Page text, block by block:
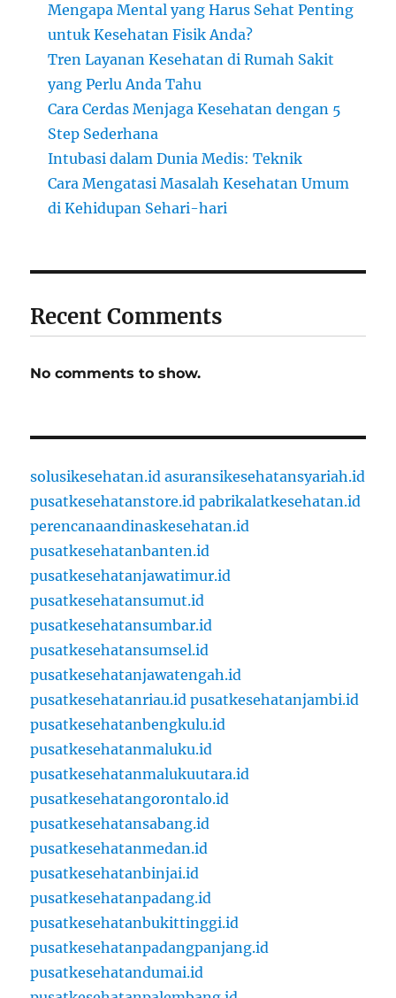
Mengapa Mental yang Harus Sehat Penting
untuk Kesehatan Fisik Anda?
Tren Layanan Kesehatan di Rumah Sakit
yang Perlu Anda Tahu
Cara Cerdas Menjaga Kesehatan dengan 5
Step Sederhana
Intubasi dalam Dunia Medis: Teknik
Cara Mengatasi Masalah Kesehatan Umum
di Kehidupan Sehari-hari
Recent Comments
No comments to show.
solusikesehatan.id asuransikesehatansyariah.id
pusatkesehatanstore.id pabrikalatkesehatan.id
perencanaandinaskesehatan.id
pusatkesehatanbanten.id
pusatkesehatanjawatimur.id
pusatkesehatansumut.id
pusatkesehatansumbar.id
pusatkesehatansumsel.id
pusatkesehatanjawatengah.id
pusatkesehatanriau.id pusatkesehatanjambi.id
pusatkesehatanbengkulu.id
pusatkesehatanmaluku.id
pusatkesehatanmalukuutara.id
pusatkesehatangorontalo.id
pusatkesehatansabang.id
pusatkesehatanmedan.id
pusatkesehatanbinjai.id
pusatkesehatanpadang.id
pusatkesehatanbukittinggi.id
pusatkesehatanpadangpanjang.id
pusatkesehatandumai.id